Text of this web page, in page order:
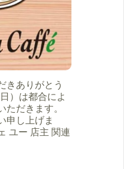
きありがとう
）は都合によ
だきます。
申し上げま
ユー 店主 関連